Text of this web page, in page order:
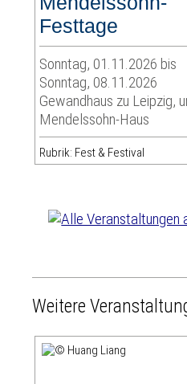
Festtage
Sonntag, 01.11.2026 bis
Sonntag, 08.11.2026
Gewandhaus zu Leipzig,
Mendelssohn-Haus
Rubrik: Fest & Festival
Weitere